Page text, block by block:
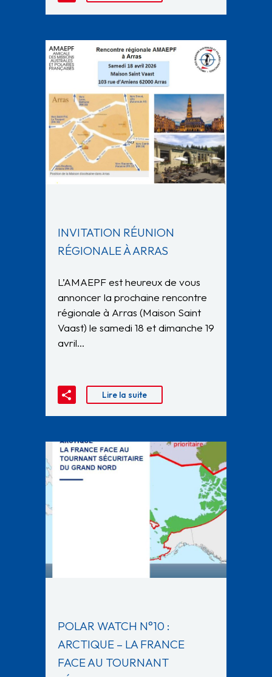
INVITATION RÉUNION
RÉGIONALE À ARRAS
L’AMAEPF est heureux de vous
annoncer la prochaine rencontre
régionale à Arras (Maison Saint
Vaast) le samedi 18 et dimanche 19
avril…
Lire la suite
POLAR WATCH N°10 :
ARCTIQUE – LA FRANCE
FACE AU TOURNANT